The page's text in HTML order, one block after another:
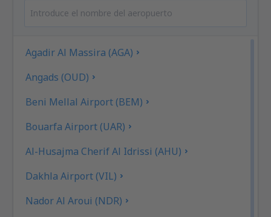
Agadir Al Massira (AGA)
Angads (OUD)
Beni Mellal Airport (BEM)
Bouarfa Airport (UAR)
Al-Husajma Cherif Al Idrissi (AHU)
Dakhla Airport (VIL)
Nador Al Aroui (NDR)